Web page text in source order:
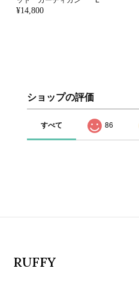
¥14,800
ショップの評価
すべて 86
RUFFY